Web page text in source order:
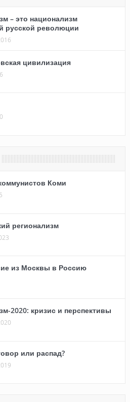
– это национализм
русской революции
цивилизация
Коми
регионализм
из Москвы в Россию
2020: кризис и перспективы
или распад?